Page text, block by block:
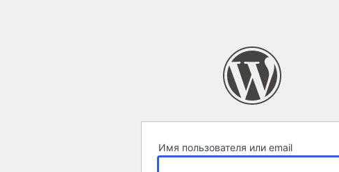
Имя пользователя или email